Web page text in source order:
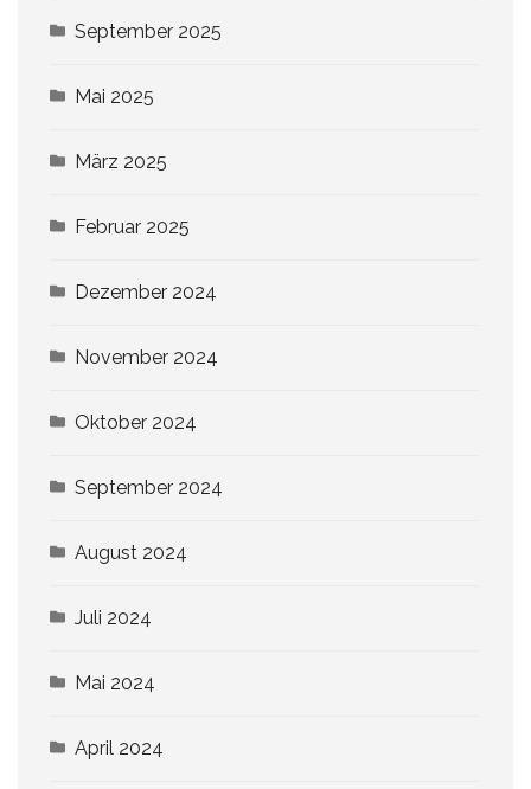
September 2025
Mai 2025
März 2025
Februar 2025
Dezember 2024
November 2024
Oktober 2024
September 2024
August 2024
Juli 2024
Mai 2024
April 2024